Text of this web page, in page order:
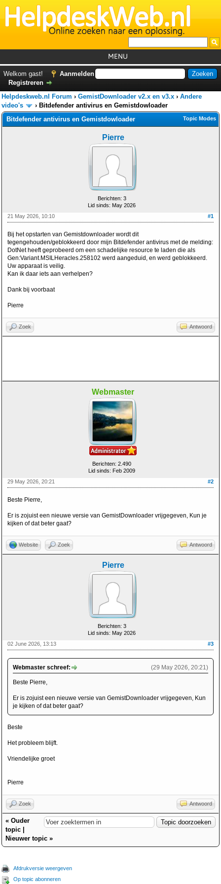
MENU
Foutcodes
Helpdesks
GemistDownloader
Forum
Welkom gast!
Aanmelden
Registreren
Helpdeskweb.nl Forum › GemistDownloader v2.x en v3.x › Andere
video's
› Bitdefender antivirus en Gemistdowloader
Topic Modes
Bitdefender antivirus en Gemistdowloader
Pierre
Berichten: 3
Lid sinds: May 2026
#1
21 May 2026, 10:10
Bij het opstarten van Gemistdownloader wordt dit
tegengehouden/geblokkeerd door mijn Bitdefender antivirus met de melding:
DotNet heeft geprobeerd om een schadelijke resource te laden die als
Gen:Variant.MSILHeracles.258102 werd aangeduid, en werd geblokkeerd.
Uw apparaat is veilig.
Kan ik daar iets aan verhelpen?
Dank bij voorbaat
Pierre
Zoek Antwoord
Webmaster
Berichten: 2.490
Lid sinds: Feb 2009
#2
29 May 2026, 20:21
Beste Pierre,
Er is zojuist een nieuwe versie van GemistDownloader vrijgegeven, Kun je
kijken of dat beter gaat?
Website Zoek Antwoord
Pierre
Berichten: 3
Lid sinds: May 2026
#3
02 June 2026, 13:13
(29 May 2026, 20:21)
Webmaster schreef:
Beste Pierre,
Er is zojuist een nieuwe versie van GemistDownloader vrijgegeven, Kun
je kijken of dat beter gaat?
Beste
Het probleem blijft.
Vriendelijke groet
Pierre
Zoek Antwoord
« Ouder
topic
Nieuwer topic »
Afdrukversie weergeven
Op topic abonneren